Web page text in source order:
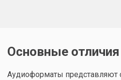
Основные
Аудиоформаты представляют